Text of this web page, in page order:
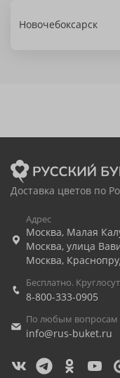
Новочебоксарск
Доставка цветов по
Адрес
Москва, Малая
Москва, улица
Москва,
Бесплатно.
8-800-333-0905
По любым вопросам
info@rus-buket.ru